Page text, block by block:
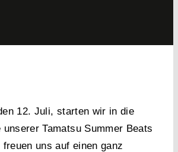
12. Juli, starten wir in die
unsererTamatsu Summer Beats
freuen uns auf einen ganz